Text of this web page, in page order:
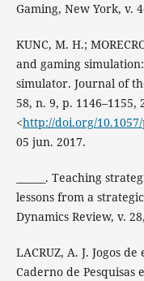
Gaming, New York, v.
KUNC, M. H.;
and gaming
simulator. Journal of
58, n. 9, p. 1146–1155,
<http://doi.org/
05 jun. 2017.
______. Teaching
lessons from a
Dynamics Review, v.
LACRUZ, A. J. Jogos
Caderno de Pesquisas